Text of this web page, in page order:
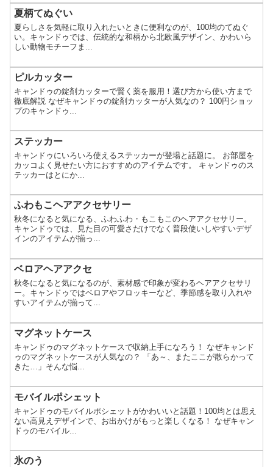
夏柄てぬぐい
夏らしさを気軽に取り入れたいときに便利なのが、100均のてぬぐ
い。キャンドゥでは、伝統的な和柄から北欧風デザイン、かわいら
しい動物モチーフま...
ピルカッター
キャンドゥの錠剤カッターで賢く薬を服用！選び方から使い方まで
徹底解説 なぜキャンドゥの錠剤カッターが人気なの？ 100円ショッ
プのキャンドゥ...
ステッカー
キャンドゥにいろいろ使えるステッカーが登場と話題に。 お部屋を
カッコよく見せたい方におすすめのアイテムです。 キャンドゥのス
テッカーはとにか...
ふわもこヘアアクセサリー
秋冬になると気になる、ふわふわ・もこもこのヘアアクセサリー。
キャンドゥでは、見た目の可愛さだけでなく普段使いしやすいデザ
インのアイテムが揃っ...
ベロアヘアアクセ
秋冬になると気になるのが、素材感で印象が変わるヘアアクセサリ
ー。キャンドゥではベロアやフロッキーなど、季節感を取り入れや
すいアイテムが揃って...
マグネットケース
キャンドゥのマグネットケースで収納上手になろう！ なぜキャンド
ゥのマグネットケースが人気なの？ 「あ～、またここが散らかって
きた…」そんな悩...
モバイルポシェット
キャンドゥのモバイルポシェットがかわいいと話題！100均とは思え
ない高見えデザインで、お出かけがもっと楽しくなる！ なぜキャン
ドゥのモバイル...
氷のう